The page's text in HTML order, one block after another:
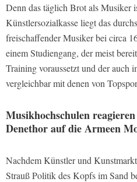
Denn das täglich Brot als Musiker
Künstlersozialkasse liegt das
freischaffender Musiker bei circa
einem Studiengang, der meist
Training voraussetzt und der auch
vergleichbar mit denen von
Musikhochschulen
Denethor auf die Armeen
Nachdem Künstler und
Strauß Politik des Kopfs im Sand